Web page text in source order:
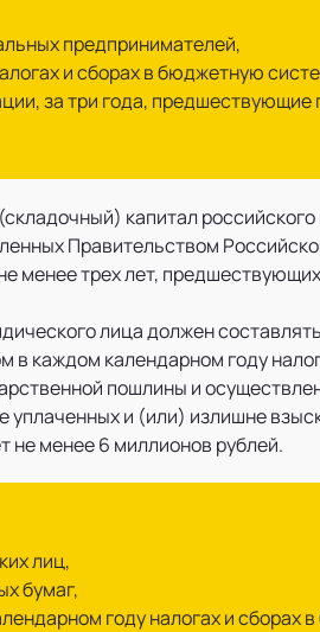
предпринимателей,
и сборах в бюджетную
за три года, предшествующие
капитал
Правительством
менее трех лет,
лица должен
каждом календарном году
пошлины и
и (или) излишне
не менее 6 миллионов рублей.
лиц,
бумаг,
году налогах и сборах